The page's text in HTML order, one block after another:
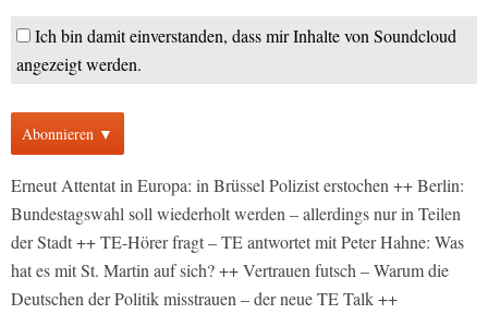
Ich bin damit einverstanden, dass mir Inhalte von Soundcloud
angezeigt werden.
Abonnieren ▼
Erneut Attentat in Europa: in Brüssel Polizist erstochen ++ Berlin:
Bundestagswahl soll wiederholt werden – allerdings nur in Teilen
der Stadt ++ TE-Hörer fragt – TE antwortet mit Peter Hahne: Was
hat es mit St. Martin auf sich? ++ Vertrauen futsch – Warum die
Deutschen der Politik misstrauen – der neue TE Talk ++